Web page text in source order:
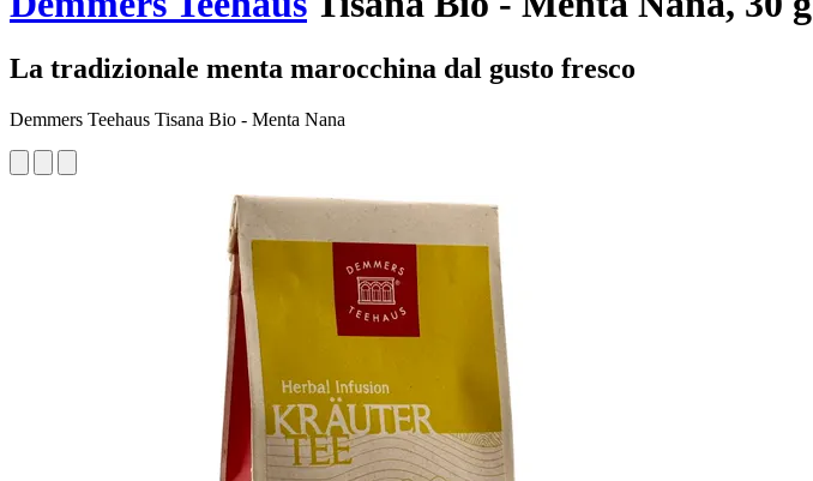
La tradizionale menta marocchina dal gusto fresco
Demmers Teehaus Tisana Bio - Menta Nana